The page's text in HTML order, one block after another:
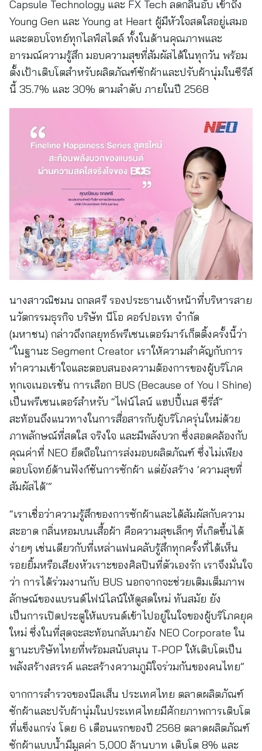
Capsule Technology และ FX Tech ลดกลิ่นอับ เข้าถึง
Young Gen และ Young at Heart ผู้มีหัวใจสดใสอยู่เสมอ
และตอบโจทย์ทุกไลฟ์สไตล์ ทั้งในด้านคุณภาพและ
อารมณ์ความรู้สึก มอบความสุขที่สัมผัสได้ในทุกวัน พร้อม
ตั้งเป้าเติบโตสำหรับผลิตภัณฑ์ซักผ้าและปรับผ้านุ่มในซีรีส์
นี้ 35.7% และ 30% ตามลำดับ ภายในปี 2568
นางสาวณิชมน ถกลศรี รองประธานเจ้าหน้าที่บริหารสาย
นวัตกรรมธุรกิจ บริษัท นีโอ คอร์ปอเรท จำกัด
(มหาชน) กล่าวถึงกลยุทธ์พรีเซนเตอร์มาร์เก็ตติ้งครั้งนี้ว่า
“ในฐานะ Segment Creator เราให้ความสำคัญกับการ
ทำความเข้าใจและตอบสนองความต้องการของผู้บริโภค
ทุกเจเนอเรชัน การเลือก BUS (Because of You I Shine)
เป็นพรีเซนเตอร์สำหรับ “ไฟน์ไลน์ แฮปปี้เนส ซีรี่ส์”
สะท้อนถึงแนวทางในการสื่อสารกับผู้บริโภครุ่นใหม่ด้วย
ภาพลักษณ์ที่สดใส จริงใจ และมีพลังบวก ซึ่งสอดคล้องกับ
คุณค่าที่ NEO ยึดถือในการส่งมอบผลิตภัณฑ์ ซึ่งไม่เพียง
ตอบโจทย์ด้านฟังก์ชันการซักผ้า แต่ยังสร้าง ‘ความสุขที่
สัมผัสได้’”
“เราเชื่อว่าความรู้สึกของการซักผ้าและได้สัมผัสกับความ
สะอาด กลิ่นหอมบนเสื้อผ้า คือความสุขเล็กๆ ที่เกิดขึ้นได้
ง่ายๆ เช่นเดียวกับที่เหล่าแฟนคลับรู้สึกทุกครั้งที่ได้เห็น
รอยยิ้มหรือเสียงหัวเราะของศิลปินที่ตัวเองรัก เราจึงมั่นใจ
ว่า การได้ร่วมงานกับ BUS นอกจากจะช่วยเติมเต็มภาพ
ลักษณ์ของแบรนด์ไฟน์ไลน์ให้ดูสดใหม่ ทันสมัย ยัง
เป็นการเปิดประตูให้แบรนด์เข้าไปอยู่ในใจของผู้บริโภคยุค
ใหม่ ซึ่งในที่สุดจะสะท้อนกลับมายัง NEO Corporate ใน
ฐานะบริษัทไทยที่พร้อมสนับสนุน T-POP ให้เติบโตเป็น
พลังสร้างสรรค์ และสร้างความภูมิใจร่วมกันของคนไทย”
จากการสำรวจของนีลเส็น ประเทศไทย ตลาดผลิตภัณฑ์
ซักผ้าและปรับผ้านุ่มในประเทศไทยมีศักยภาพการเติบโต
ที่แข็งแกร่ง โดย 6 เดือนแรกของปี 2568 ตลาดผลิตภัณฑ์
ซักผ้าแบบน้ำมีมูลค่า 5,000 ล้านบาท เติบโต 8% และ